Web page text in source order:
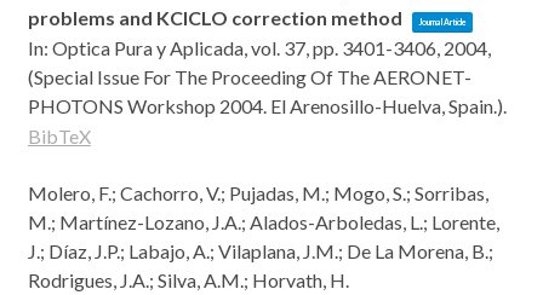
problems and KCICLO correction method
Journal Article
In: Optica Pura y Aplicada,vol. 37,pp. 3401-3406, 2004,
(Special Issue For The Proceeding Of The AERONET-
PHOTONS Workshop 2004. El Arenosillo-Huelva, Spain.).
BibTeX
Molero, F.; Cachorro, V.; Pujadas, M.; Mogo, S.; Sorribas,
M.; Martínez-Lozano, J.A.; Alados-Arboledas, L.; Lorente,
J.; Díaz, J.P.; Labajo, A.; Vilaplana, J.M.; De La Morena, B.;
Rodrigues, J.A.; Silva, A.M.; Horvath, H.